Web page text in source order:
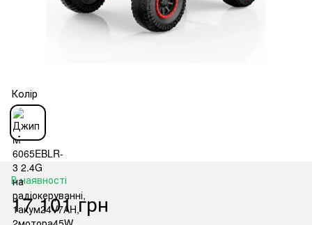
Колір
В наявності
17 101 грн